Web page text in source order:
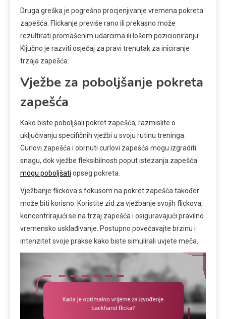
Druga greška je pogrešno procjenjivanje vremena pokreta
zapešća. Flickanje previše rano ili prekasno može
rezultirati promašenim udarcima ili lošem pozicioniranju.
Ključno je razviti osjećaj za pravi trenutak za iniciranje
trzaja zapešća.
Vježbe za poboljšanje pokreta
zapešća
Kako biste poboljšali pokret zapešća, razmislite o
uključivanju specifičnih vježbi u svoju rutinu treninga.
Curlovi zapešća i obrnuti curlovi zapešća mogu izgraditi
snagu, dok vježbe fleksibilnosti poput istezanja zapešća
mogu poboljšati opseg pokreta.
Vježbanje flickova s fokusom na pokret zapešća također
može biti korisno. Koristite zid za vježbanje svojih flickova,
koncentrirajući se na trzaj zapešća i osiguravajući pravilno
vremensko usklađivanje. Postupno povećavajte brzinu i
intenzitet svoje prakse kako biste simulirali uvjete meča.